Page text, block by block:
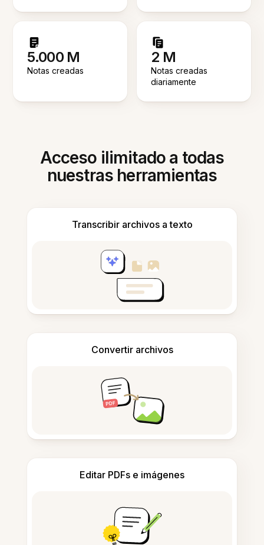
5.000 M
Notas creadas
2 M
Notas creadas
diariamente
Acceso ilimitado a todas
nuestras herramientas
Transcribir archivos a texto
Convertir archivos
Editar PDFs e imágenes